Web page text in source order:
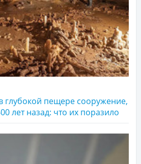
глубокой пещере сооружение,
лет назад: что их поразило